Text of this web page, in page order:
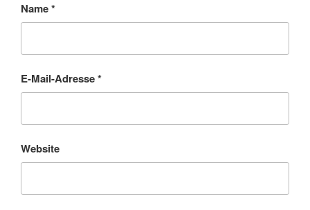
Name*
E-Mail-Adresse*
Website